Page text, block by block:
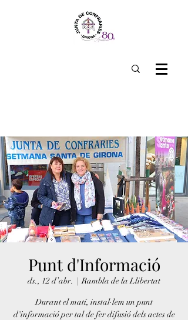
Punt d'Informació
ds., 12 d’abr.
  |
Rambla de la Llibertat
Durant el matí, instal·lem un punt
d'informació per tal de fer difusió dels actes de